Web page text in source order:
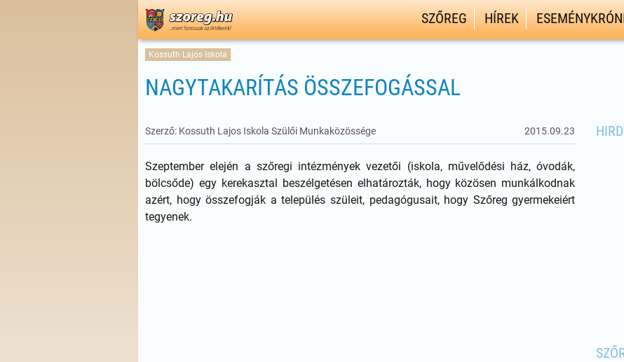
SZŐREG HÍREK
Kossuth Lajos Iskola
NAGYTAKARÍTÁS ÖSSZEFOGÁSSAL
Szerző: Kossuth Lajos Iskola Szülői Munkaközössége 2015.09.23
Szeptember elején a szőregi intézmények vezetői (iskola, művelődési ház, óvodák,
bölcsőde) egy kerekasztal beszélgetésen elhatározták, hogy közösen munkálkodnak
azért, hogy összefogják a település szüleit, pedagógusait, hogy Szőreg gyermekeiért
tegyenek.